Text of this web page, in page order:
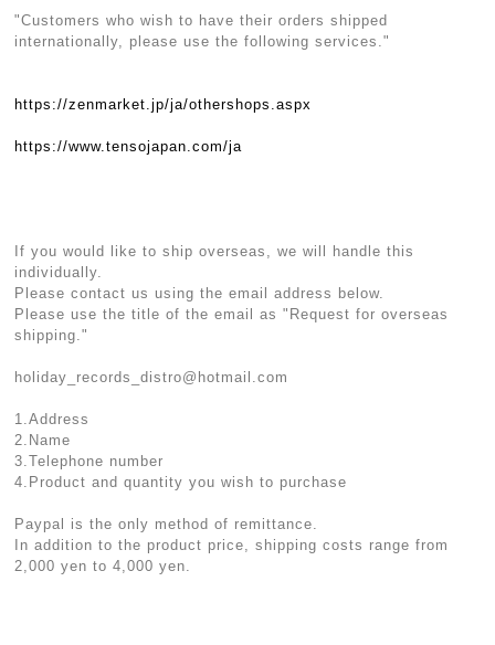
"Customers who wish to have their orders shipped
internationally, please use the following services."
https://zenmarket.jp/ja/othershops.aspx
https://www.tensojapan.com/ja
If you would like to ship overseas, we will handle this
individually.
Please contact us using the email address below.
Please use the title of the email as "Request for overseas
shipping."
holiday_records_distro@hotmail.com
1.Address
2.Name
3.Telephone number
4.Product and quantity you wish to purchase
Paypal is the only method of remittance.
In addition to the product price, shipping costs range from
2,000 yen to 4,000 yen.